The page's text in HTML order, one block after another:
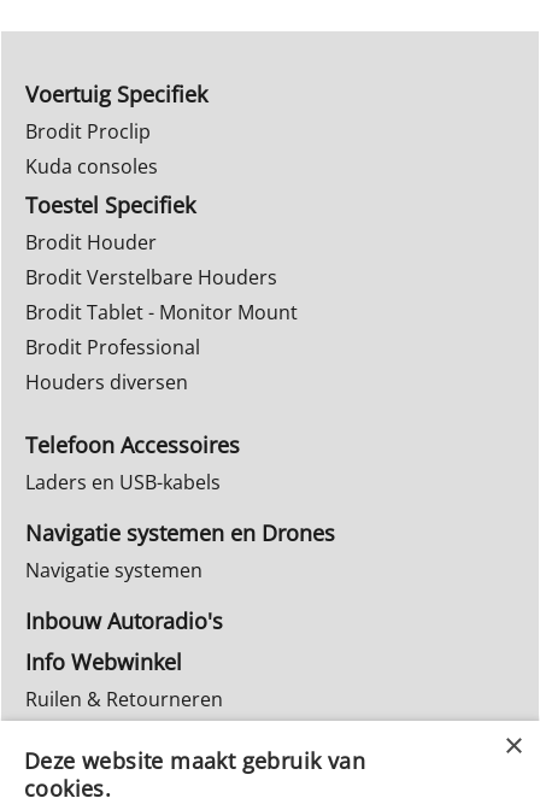
Voertuig Specifiek
Brodit Proclip
Kuda consoles
Toestel Specifiek
Brodit Houder
Brodit Verstelbare Houders
Brodit Tablet - Monitor Mount
Brodit Professional
Houders diversen
Telefoon Accessoires
Laders en USB-kabels
Navigatie systemen en Drones
Navigatie systemen
Inbouw Autoradio's
Info Webwinkel
Ruilen & Retourneren
Reparatie
Deze website maakt gebruik van
cookies.